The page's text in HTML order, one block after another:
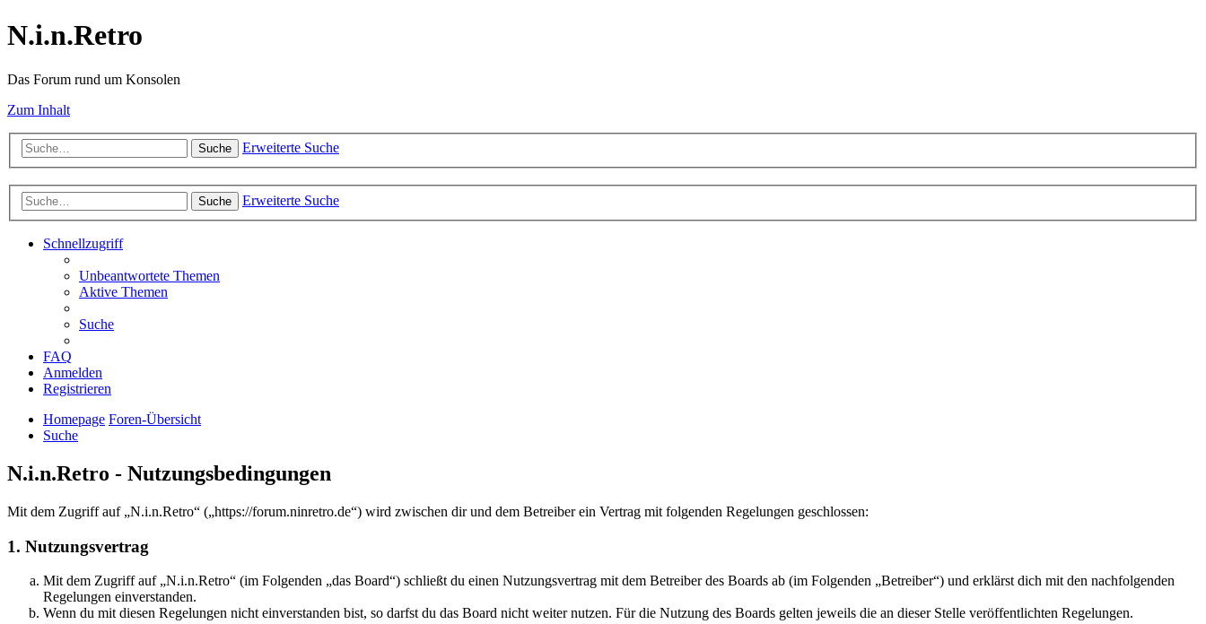
N.i.n.Retro
Das Forum rund um Konsolen
Zum Inhalt
Suche Erweiterte Suche
Suche Erweiterte Suche
Schnellzugriff
Unbeantwortete Themen
Aktive Themen
Suche
FAQ
Anmelden
Registrieren
Homepage Foren-Übersicht
Suche
N.i.n.Retro - Nutzungsbedingungen
Mit dem Zugriff auf „N.i.n.Retro“ („https://forum.ninretro.de“) wird zwischen dir und dem Betreiber ein Vertrag mit folgenden Regelungen geschlossen:
1. Nutzungsvertrag
Mit dem Zugriff auf „N.i.n.Retro“ (im Folgenden „das Board“) schließt du einen Nutzungsvertrag mit dem Betreiber des Boards ab (im Folgenden „Betreiber“) und erklärst dich mit den nachfolgenden
Regelungen einverstanden.
Wenn du mit diesen Regelungen nicht einverstanden bist, so darfst du das Board nicht weiter nutzen. Für die Nutzung des Boards gelten jeweils die an dieser Stelle veröffentlichten Regelungen.